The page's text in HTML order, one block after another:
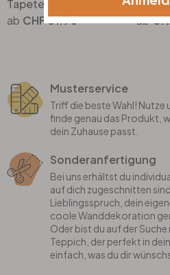
Tapete mit gezeichneten Blüten Weiss Beige - Vliestapete floral mit Blumen
CHF 51.90
Musterservice
Triff die beste Wahl! Nutze
finde genau das Produkt,
dein Zuhause passt.
Sonderanfertigung
Bei uns erhältst du
auf dich zugeschnitten
Lieblingsspruch, dein
coole Wanddekoration
Oder bist du auf der
Teppich, der perfekt in
einfach, was du dir